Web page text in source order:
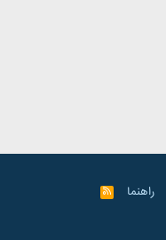
راهنما
R
S